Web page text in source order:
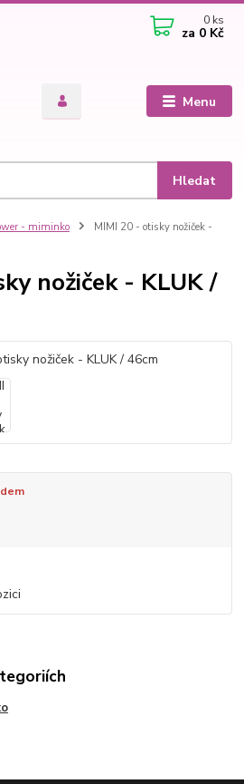
Menu
Hledat
0 ks
za 0 Kč
- miminko
MIMI 20 - otisky nožiček -
nožiček - KLUK /